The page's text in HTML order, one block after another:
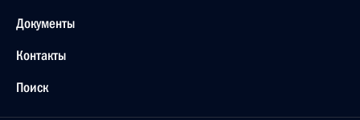
Документы
Контакты
Поиск